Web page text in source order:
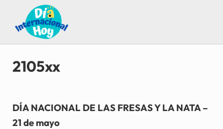
Saltar al contenido principal
Skip to after header navigation
Skip to site footer
Día Internacional Hoy
Guía para saber qué día internacional es hoy
2105xx
DÍA NACIONAL DE LAS FRESAS Y LA NATA –
21 de mayo